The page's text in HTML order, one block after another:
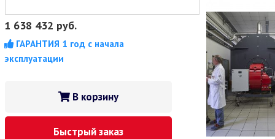
1 638 432 руб.
ГАРАНТИЯ 1 год с начала
эксплуатации
В корзину
Быстрый заказ